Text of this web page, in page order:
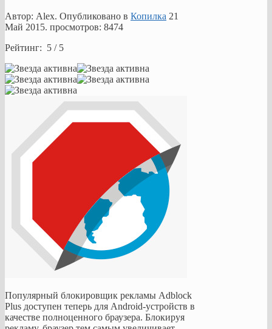
Автор: Alex. Опубликовано в Копилка 21
Май 2015. просмотров: 8474
Рейтинг: 5 / 5
Популярный блокировщик рекламы Adblock
Plus доступен теперь для Android-устройств в
качестве полноценного браузера. Блокируя